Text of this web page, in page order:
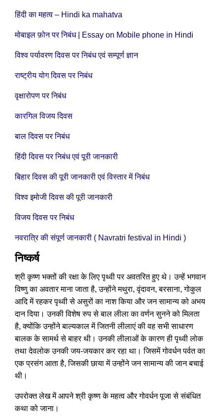
हिंदी का महत्व – Hindi ka mahatva
मोबाइल फ़ोन पर निबंध | Essay on Mobile phone in Hindi
विश्व पर्यावरण दिवस पर निबंध एवं सम्पूर्ण ज्ञान
राष्ट्रीय योग दिवस पर निबंध
वृक्षारोपण पर निबंध
कारगिल विजय दिवस
बाल दिवस पर निबंध
हिंदी दिवस पर निबंध एवं पूरी जानकारी
बिहार दिवस की पूरी जानकारी एवं विस्तार में निबंध
विश्व इमोजी दिवस की पूरी जानकारी
विजय दिवस पर निबंध
नवरात्रि की संपूर्ण जानकारी ( Navratri festival in Hindi )
निष्कर्ष
श्री कृष्ण भक्तों की रक्षा के लिए पृथ्वी पर अवतरित हुए थे। उन्हें भगवान
विष्णु का अवतार माना जाता है, उन्होंने मथुरा, वृंदावन, बरसाना, गोकुल
आदि में रहकर पृथ्वी से असुरों का नाश किया और जन सामान्य को अभय
दान दिया। उनकी विशेष रुप से बाल लीला का वर्णन सुनने को मिलता
है, क्योंकि उन्होंने बाल्यकाल में जितनी लीलाएं की वह सभी साधारण
बालक के सामर्थ से बाहर थी। उनकी लीलाओं के कारण ही पृथ्वी लोक
तथा देवलोक उनकी जय-जयकार कर रहा था। जिसमें गोवर्धन पर्वत का
एक प्रसंग आता है, जिसकी छाया में उन्होंने जन सामान्य की जान बचाई
थी।
उपरोक्त लेख में आपने श्री कृष्ण के महत्व और गोवर्धन पूजा से संबंधित
कथा को जाना।